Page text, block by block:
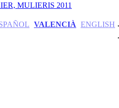
MULIERIS 2011
VALENCIÀ ENGLISH